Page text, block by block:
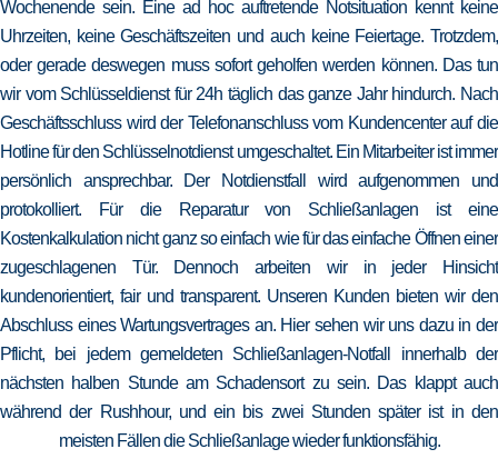
Wochenende sein. Eine ad hoc auftretende Notsituation kennt keine
Uhrzeiten, keine Geschäftszeiten und auch keine Feiertage. Trotzdem,
oder gerade deswegen muss sofort geholfen werden können. Das tun
wir vom Schlüsseldienst für 24h täglich das ganze Jahr hindurch. Nach
Geschäftsschluss wird der Telefonanschluss vom Kundencenter auf die
Hotline für den Schlüsselnotdienst umgeschaltet. Ein Mitarbeiter ist immer
persönlich ansprechbar. Der Notdienstfall wird aufgenommen und
protokolliert. Für die Reparatur von Schließanlagen ist eine
Kostenkalkulation nicht ganz so einfach wie für das einfache Öffnen einer
zugeschlagenen Tür. Dennoch arbeiten wir in jeder Hinsicht
kundenorientiert, fair und transparent. Unseren Kunden bieten wir den
Abschluss eines Wartungsvertrages an. Hier sehen wir uns dazu in der
Pflicht, bei jedem gemeldeten Schließanlagen-Notfall innerhalb der
nächsten halben Stunde am Schadensort zu sein. Das klappt auch
während der Rushhour, und ein bis zwei Stunden später ist in den
meisten Fällen die Schließanlage wieder funktionsfähig.